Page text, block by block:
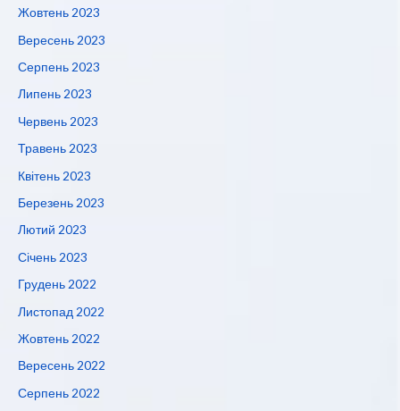
Жовтень 2023
Вересень 2023
Серпень 2023
Липень 2023
Червень 2023
Травень 2023
Квітень 2023
Березень 2023
Лютий 2023
Січень 2023
Грудень 2022
Листопад 2022
Жовтень 2022
Вересень 2022
Серпень 2022